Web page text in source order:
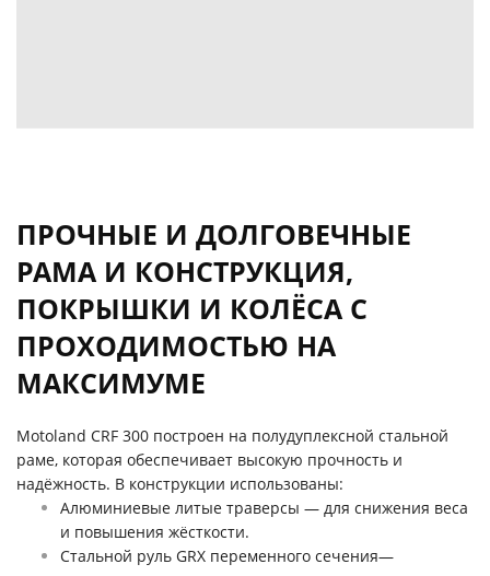
ПРОЧНЫЕ И ДОЛГОВЕЧНЫЕ
РАМА И КОНСТРУКЦИЯ,
ПОКРЫШКИ И КОЛЁСА С
ПРОХОДИМОСТЬЮ НА
МАКСИМУМЕ
Motoland CRF 300 построен на полудуплексной стальной
раме, которая обеспечивает высокую прочность и
надёжность. В конструкции использованы:
Алюминиевые литые траверсы — для снижения веса
и повышения жёсткости.
Стальной руль GRX переменного сечения—